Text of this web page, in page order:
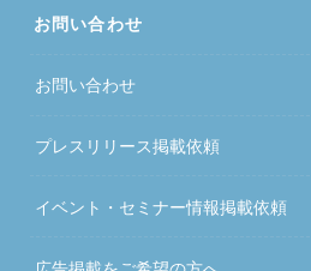
お問い合わせ
お問い合わせ
プレスリリース掲載依頼
イベント・セミナー情報掲載依頼